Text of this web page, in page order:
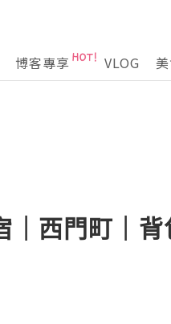
博客專享 VLOG
｜西門町｜